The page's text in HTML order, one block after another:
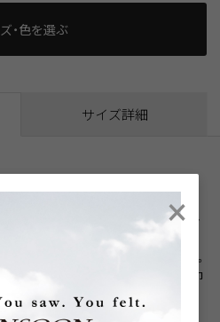
・色を選ぶ
サイズ詳細
ビーカラーのワイドカラードレスシャ
いと自然な光沢感を備え、ネイビーカラ
ワになりにくく、端正な表情を保ちます。
な表情が、スーツスタイルに品のある印
×